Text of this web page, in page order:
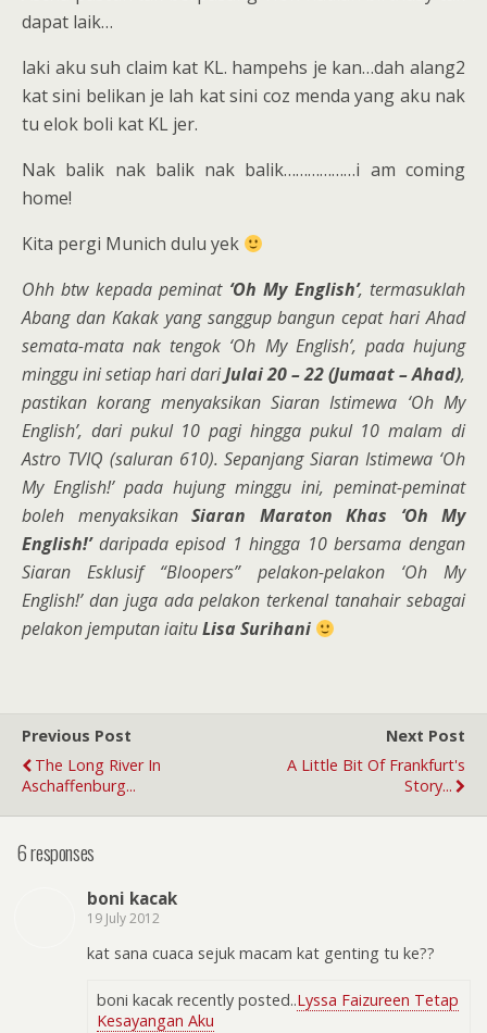
dapat laik…
laki aku suh claim kat KL. hampehs je kan…dah alang2
kat sini belikan je lah kat sini coz menda yang aku nak
tu elok boli kat KL jer.
Nak balik nak balik nak balik………………i am coming
home!
Kita pergi Munich dulu yek
Ohh btw kepada peminat‘Oh My English’, termasuklah
Abang dan Kakak yang sanggup bangun cepat hari Ahad
semata-mata nak tengok ‘Oh My English’, pada hujung
minggu ini setiap hari dariJulai 20 – 22 (Jumaat – Ahad),
pastikan korang menyaksikan Siaran Istimewa ‘Oh My
English’, dari pukul 10 pagi hingga pukul 10 malam di
Astro TVIQ (saluran 610). Sepanjang Siaran Istimewa ‘Oh
My English!’ pada hujung minggu ini, peminat-peminat
boleh menyaksikanSiaran Maraton Khas ‘Oh My
English!’daripada episod 1 hingga 10 bersama dengan
Siaran Esklusif “Bloopers” pelakon-pelakon ‘Oh My
English!’ dan juga ada pelakon terkenal tanahair sebagai
pelakon jemputan iaituLisa Surihani
Previous Post
The Long River In
Aschaffenburg...
Next Post
A Little Bit Of Frankfurt's
Story...
6 responses
boni kacak
19 July 2012
kat sana cuaca sejuk macam kat genting tu ke??
boni kacak recently posted..Lyssa Faizureen Tetap
Kesayangan Aku